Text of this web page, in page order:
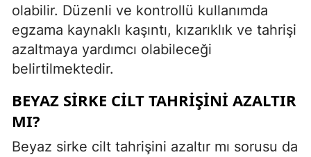
olabilir. Düzenli ve kontrollü kullanımda
egzama kaynaklı kaşıntı, kızarıklık ve tahrişi
azaltmaya yardımcı olabileceği
belirtilmektedir.
BEYAZ SIRKE CILT TAHRIŞINI AZALTIR
MI?
Beyaz sirke cilt tahrişini azaltır mı sorusu da